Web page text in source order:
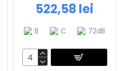
522,58 lei
B C 72dB